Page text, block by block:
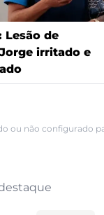
Lesão de
irritado e
ou não configurado